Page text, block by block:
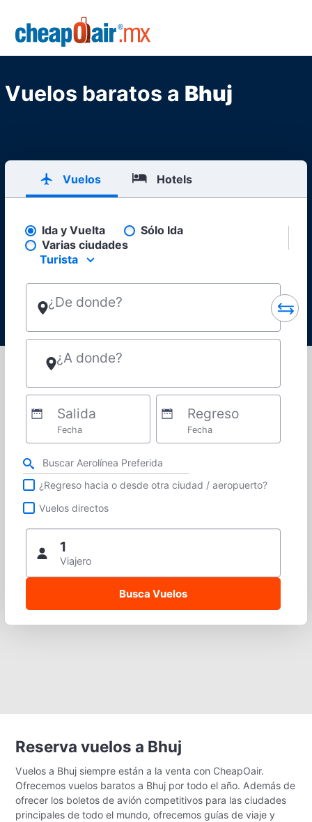
Skip to main content
Vuelos baratos a Bhuj
Vuelos Hotels
Pick your flight type
Ida y Vuelta
Sólo Ida
Varias ciudades
Select your preferred seating class.
Turista
¿De donde?
¿A donde?
Salida
Fecha
Regreso
Fecha
Refina tu búsqueda por aerolínea, ciudad o aeropuerto o vuelos directos
¿Regreso hacia o desde otra ciudad / aeropuerto?
Vuelos directos
1
Viajero
Reserva vuelos a Bhuj
Vuelos a Bhuj siempre están a la venta con CheapOair.
Ofrecemos vuelos baratos a Bhuj por todo el año. Además de
ofrecer los boletos de avión competitivos para las ciudades
principales de todo el mundo, ofrecemos guías de viaje y